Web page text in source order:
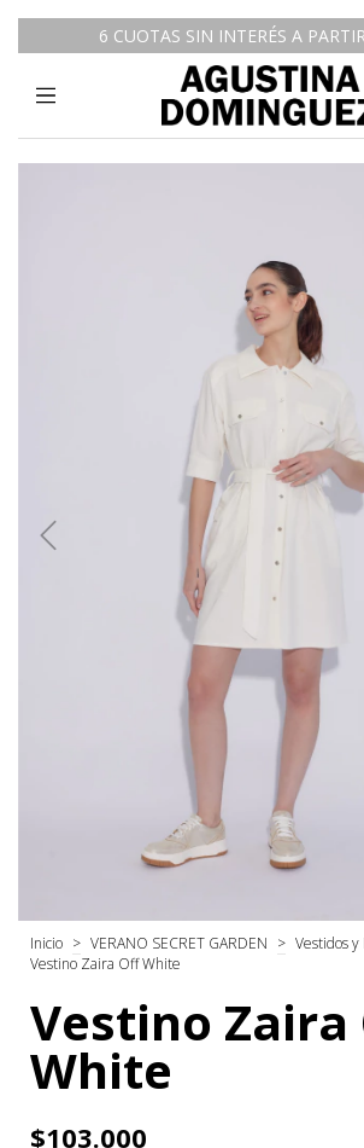
6 CUOTAS SIN INTERÉS A
Inicio > VERANO SECRET GARDEN > Vestidos
Vestino Zaira Off White
Vestino Zaira
White
$103.000